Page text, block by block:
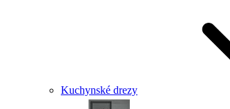
Kuchynské drezy